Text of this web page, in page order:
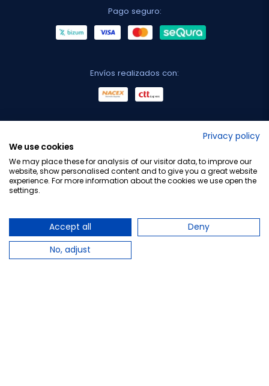
Pago seguro:
Envíos realizados con:
Privacy policy
We use cookies
We may place these for analysis of our visitor data, to improve our
website, show personalised content and to give you a great website
experience. For more information about the cookies we use open the
settings.
Accept all
Deny
No, adjust